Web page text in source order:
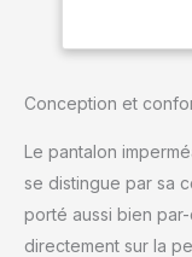
Conception et
Le pantalon
se distingue par sa
porté aussi bien
directement sur la